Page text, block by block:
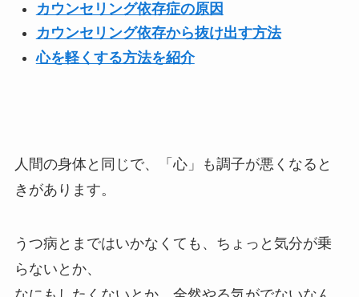
カウンセリング依存症の原因
カウンセリング依存から抜け出す方法
心を軽くする方法を紹介
人間の身体と同じで、「心」も調子が悪くなると
きがあります。
うつ病とまではいかなくても、ちょっと気分が乗
らないとか、